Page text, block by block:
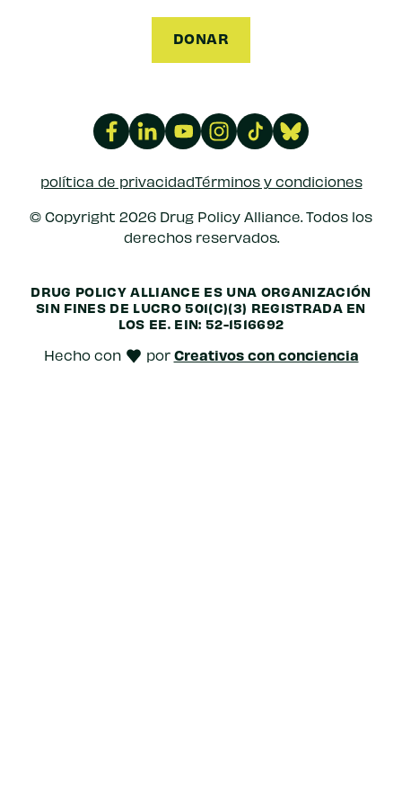
DONAR
política de privacidadTérminos y condiciones
© Copyright 2026 Drug Policy Alliance. Todos los
derechos reservados.
DRUG POLICY ALLIANCE ES UNA ORGANIZACIÓN
SIN FINES DE LUCRO 501(C)(3) REGISTRADA EN
LOS EE. EIN: 52-1516692
Hecho con amar
por Creativos con conciencia